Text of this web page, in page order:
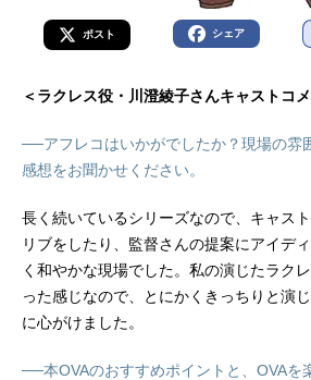
ポスト シェア
＜ラクレス役・川澄綾子さんキャストコ
──アフレコはいかがでしたか？現場の雰
感想をお聞かせください。
長く続いているシリーズなので、キャス
リブをしたり、監督さんの提案にアイデ
く和やかな現場でした。私の演じたラク
った感じなので、とにかくきっちりと演
に心がけました。
──本OVAのおすすめポイントと、OVAを